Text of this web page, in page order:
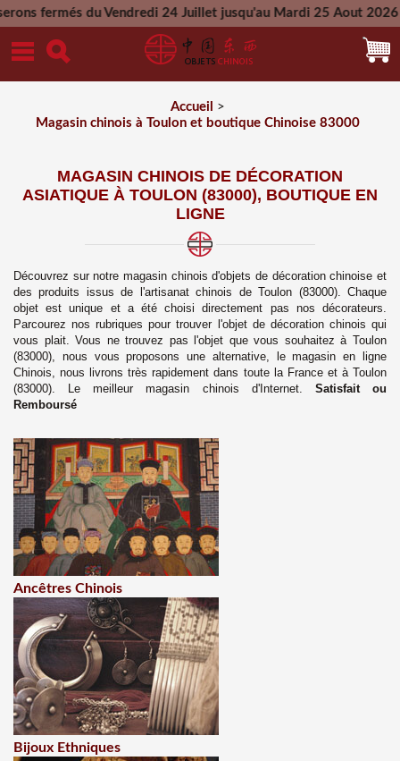
du Vendredi 24 Juillet jusqu'au Mardi 25 Aout 2026 - Toutes
Mercredi 26 Aout 2026
Accueil
>
Magasin chinois à Toulon et boutique Chinoise 83000
MAGASIN CHINOIS DE DÉCORATION
ASIATIQUE À TOULON (83000), BOUTIQUE EN
LIGNE
Découvrez sur notre magasin chinois d'objets de décoration chinoise et
des produits issus de l'artisanat chinois de Toulon (83000). Chaque
objet est unique et a été choisi directement pas nos décorateurs.
Parcourez nos rubriques pour trouver l'objet de décoration chinois qui
vous plait. Vous ne trouvez pas l'objet que vous souhaitez à Toulon
(83000), nous vous proposons une alternative, le magasin en ligne
Chinois, nous livrons très rapidement dans toute la France et àToulon
(83000). Le meilleur magasin chinois d'Internet. Satisfait ou
Remboursé
Ancêtres Chinois
Bijoux Ethniques